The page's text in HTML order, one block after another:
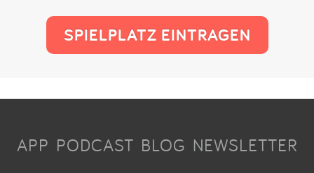
SPIELPLATZ EINTRAGEN
APP PODCAST BLOG NEWSLETTER